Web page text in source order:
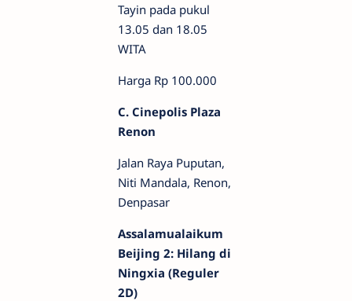
Tayin pada pukul
13.05 dan 18.05
WITA
Harga Rp 100.000
C. Cinepolis Plaza
Renon
Jalan Raya Puputan,
Niti Mandala, Renon,
Denpasar
Assalamualaikum
Beijing 2: Hilang di
Ningxia (Reguler
2D)